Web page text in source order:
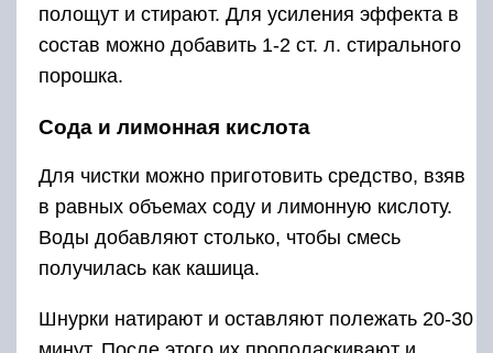
полощут и стирают. Для усиления эффекта в
состав можно добавить 1-2 ст. л. стирального
порошка.
Сода и лимонная кислота
Для чистки можно приготовить средство, взяв
в равных объемах соду и лимонную кислоту.
Воды добавляют столько, чтобы смесь
получилась как кашица.
Шнурки натирают и оставляют полежать 20-30